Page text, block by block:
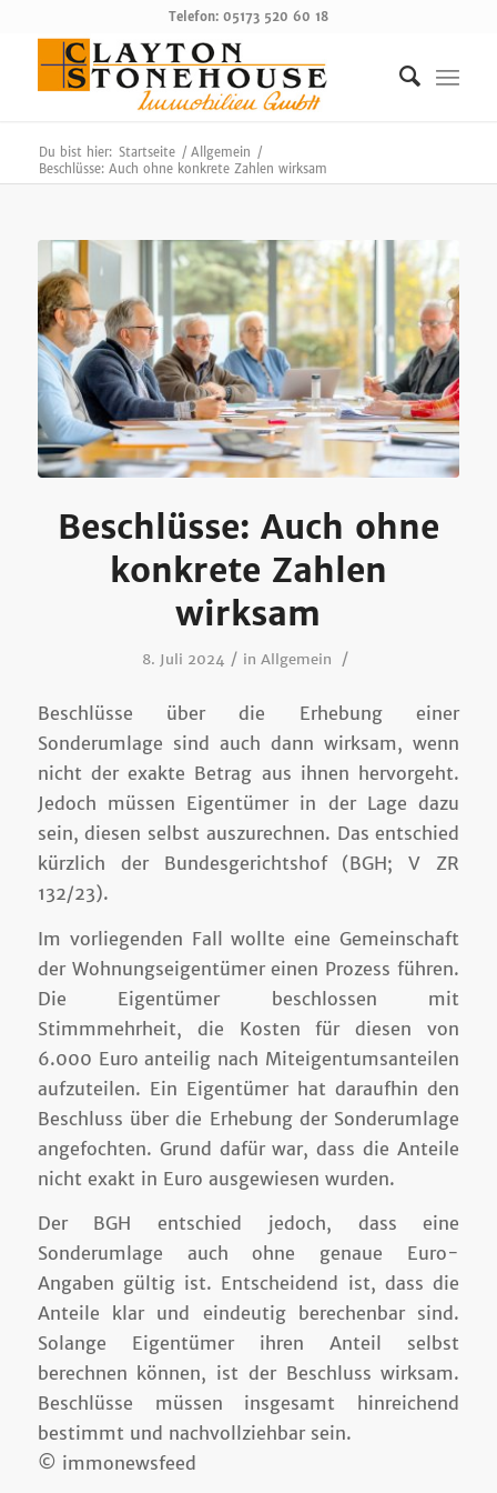
Telefon: 05173 520 60 18
Du bist hier: Startseite / Allgemein /
Beschlüsse: Auch ohne konkrete Zahlen wirksam
Beschlüsse: Auch ohne
konkrete Zahlen
wirksam
8. Juli 2024 / inAllgemein /
Beschlüsse über die Erhebung einer
Sonderumlage sind auch dann wirksam, wenn
nicht der exakte Betrag aus ihnen hervorgeht.
Jedoch müssen Eigentümer in der Lage dazu
sein, diesen selbst auszurechnen. Das entschied
kürzlich der Bundesgerichtshof (BGH; V ZR
132/23).
Im vorliegenden Fall wollte eine Gemeinschaft
der Wohnungseigentümer einen Prozess führen.
Die Eigentümer beschlossen mit
Stimmmehrheit, die Kosten für diesen von
6.000 Euro anteilig nach Miteigentumsanteilen
aufzuteilen. Ein Eigentümer hat daraufhin den
Beschluss über die Erhebung der Sonderumlage
angefochten. Grund dafür war, dass die Anteile
nicht exakt in Euro ausgewiesen wurden.
Der BGH entschied jedoch, dass eine
Sonderumlage auch ohne genaue Euro-
Angaben gültig ist. Entscheidend ist, dass die
Anteile klar und eindeutig berechenbar sind.
Solange Eigentümer ihren Anteil selbst
berechnen können, ist der Beschluss wirksam.
Beschlüsse müssen insgesamt hinreichend
bestimmt und nachvollziehbar sein.
© immonewsfeed